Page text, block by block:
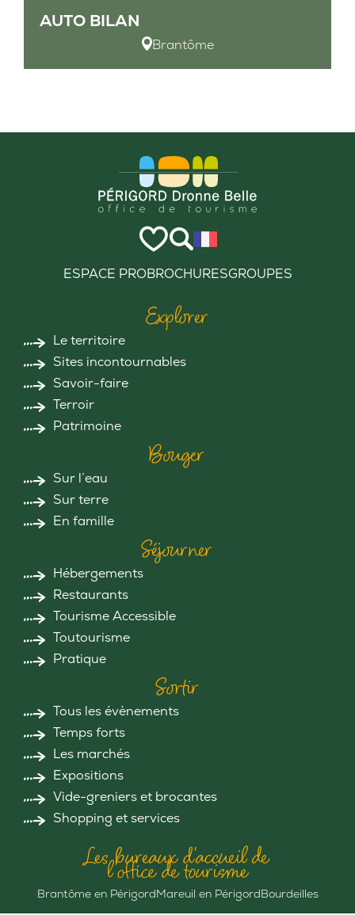
AUTO BILAN
Brantôme
ESPACE PROBROCHURESGROUPES
Explorer
Le territoire
Sites incontournables
Savoir-faire
Terroir
Patrimoine
Bouger
Sur l’eau
Sur terre
En famille
Séjourner
Hébergements
Restaurants
Tourisme Accessible
Toutourisme
Pratique
Sortir
Tous les évènements
Temps forts
Les marchés
Expositions
Vide-greniers et brocantes
Shopping et services
Les bureaux d'accueil de
l'office de tourisme
Brantôme en PérigordMareuil en PérigordBourdeilles